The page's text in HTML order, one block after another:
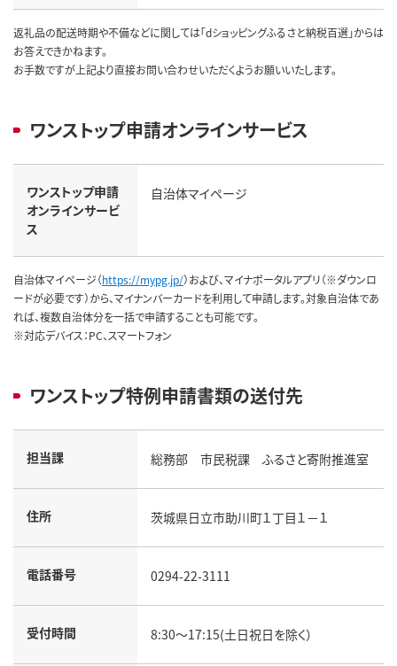
返礼品の配送時期や不備などに関しては「dショッピングふるさと納税百選」からは
お答えできかねます。
お手数ですが上記より直接お問い合わせいただくようお願いいたします。
ワンストップ申請オンラインサービス
ワンストップ申請
オンラインサービ
ス
自治体マイページ
自治体マイページ（https://mypg.jp/）および、マイナポータルアプリ（※ダウンロ
ードが必要です）から、マイナンバーカードを利用して申請します。対象自治体であ
れば、複数自治体分を一括で申請することも可能です。
※対応デバイス：PC、スマートフォン
ワンストップ特例申請書類の送付先
担当課 総務部 市民税課 ふるさと寄附推進室
住所 茨城県日立市助川町１丁目１－１
電話番号 0294-22-3111
受付時間 8:30～17:15(土日祝日を除く）